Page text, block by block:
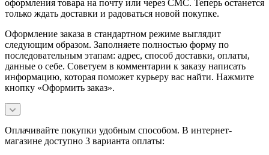
оформления товара на почту или через СМС. Теперь останется
только ждать доставки и радоваться новой покупке.
Оформление заказа в стандартном режиме выглядит
следующим образом. Заполняете полностью форму по
последовательным этапам: адрес, способ доставки, оплаты,
данные о себе. Советуем в комментарии к заказу написать
информацию, которая поможет курьеру вас найти. Нажмите
кнопку «Оформить заказ».
Оплачивайте покупки удобным способом. В интернет-
магазине доступно 3 варианта оплаты: